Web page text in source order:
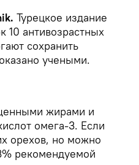
Турецкое издание
10 антивозрастных
сохранить
учеными.
жирами и
омега-3. Если
орехов, но можно
рекомендуемой